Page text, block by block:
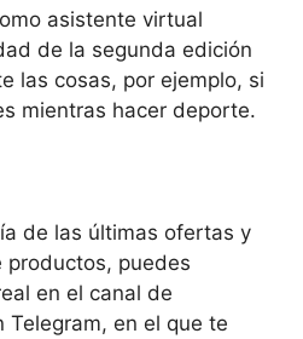
asistente virtual
de la segunda edición
las cosas, por ejemplo, si
mientras hacer deporte.
de las últimas ofertas y
productos, puedes
en el canal de
Telegram, en el que te